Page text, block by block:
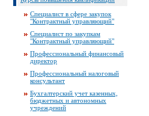
Специалист в сфере закупок
"Контрактный управляющий"
Специалист по закупкам
"Контрактный управляющий"
Профессиональный финансовый
директор
Профессиональный налоговый
консультант
Бухгалтерский учет казенных,
бюджетных и автономных
учреждений